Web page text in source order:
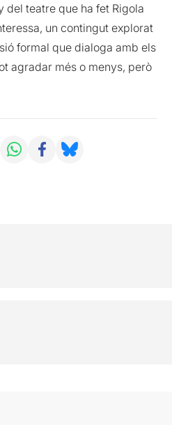
del teatre que ha fet Rigola
un contingut explorat
formal que dialoga amb els
agradar més o menys, però